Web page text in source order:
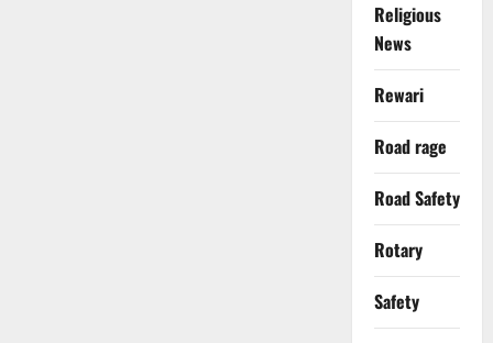
Religious
News
Rewari
Road rage
Road Safety
Rotary
Safety